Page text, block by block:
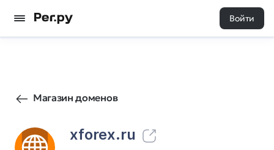
Войти
Магазин доменов
xforex.ru
1650 0